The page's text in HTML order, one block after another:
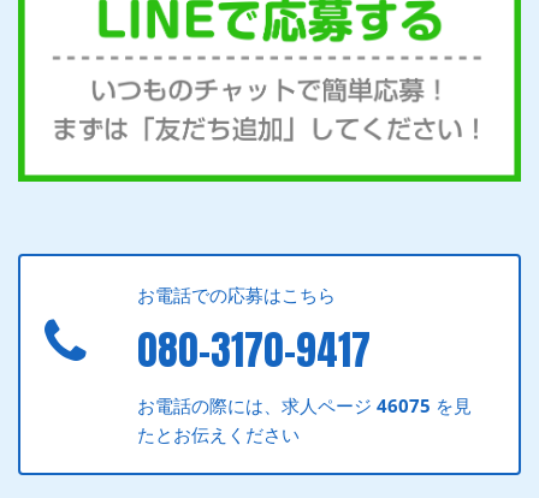
お電話での応募はこちら
080-3170-9417
お電話の際には、求人ページ46075 を見
たとお伝えください